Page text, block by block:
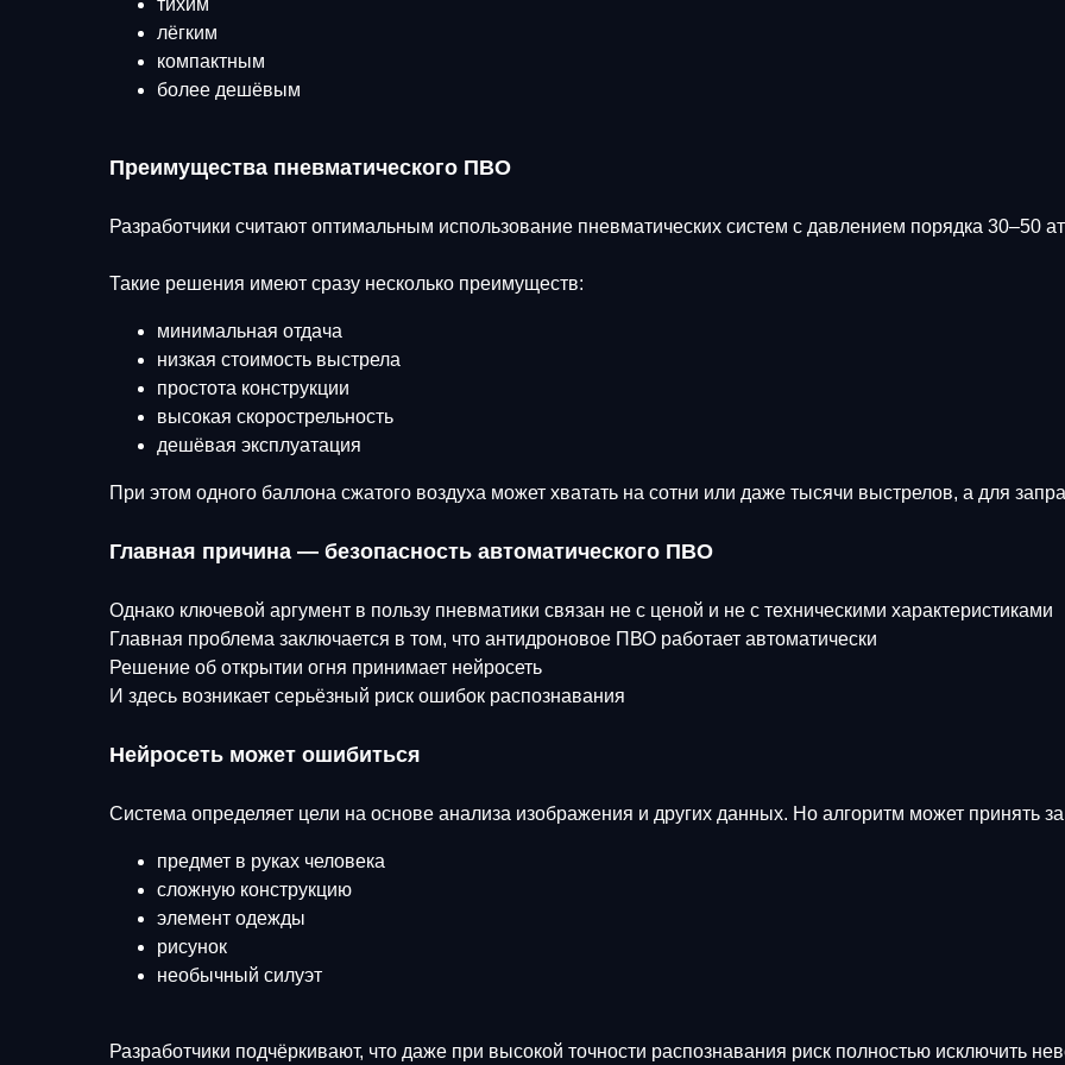
тихим
лёгким
компактным
более дешёвым
Преимущества пневматического ПВО
Разработчики считают оптимальным использование пневматических систем с давлением порядка 30–50
Такие решения имеют сразу несколько преимуществ:
минимальная отдача
низкая стоимость выстрела
простота конструкции
высокая скорострельность
дешёвая эксплуатация
При этом одного баллона сжатого воздуха может хватать на сотни или даже тысячи выстрелов, а для
Главная причина — безопасность автоматического ПВО
Однако ключевой аргумент в пользу пневматики связан не с ценой и не с техническими характеристиками
Главная проблема заключается в том, что антидроновое ПВО работает автоматически
Решение об открытии огня принимает нейросеть
И здесь возникает серьёзный риск ошибок распознавания
Нейросеть может ошибиться
Система определяет цели на основе анализа изображения и других данных. Но алгоритм может принять
предмет в руках человека
сложную конструкцию
элемент одежды
рисунок
необычный силуэт
Разработчики подчёркивают, что даже при высокой точности распознавания риск полностью исключить